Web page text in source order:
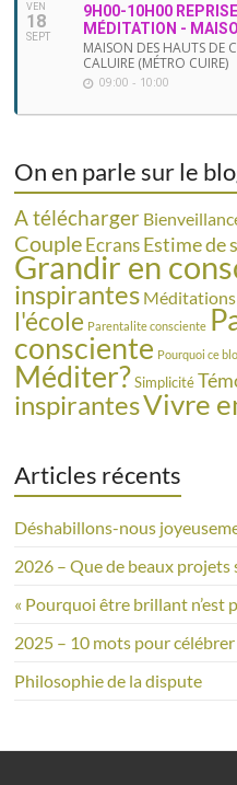
VEN
18
SEPT
9H00-10H00
MÉDITATION -
MAISON DES HAUTS DE
CALUIRE (MÉTRO CUIRE)
09:00 - 10:00
On en parle sur le
A télécharger
CoupleEcransEstime de
Grandir en
inspirantes Méditations
l'école Parentalite consciente
consciente Pourquoi ce
Méditer? Simplicité
inspirantesVivre
Articles récents
Déshabillons-nous
2026 – Que de beaux projets
« Pourquoi être brillant n’est
2025 – 10 mots pour célébrer
Philosophie de la dispute